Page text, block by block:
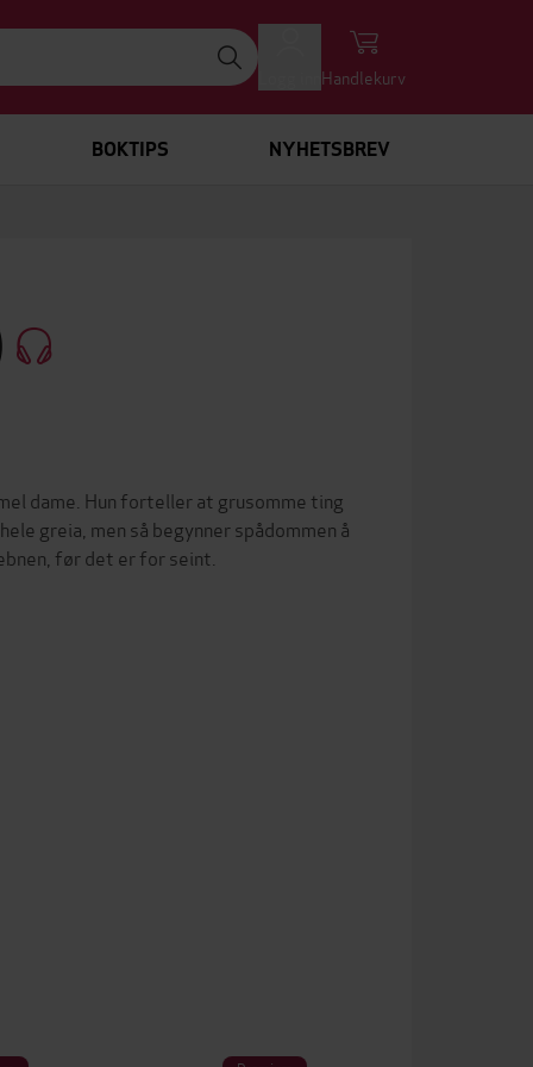
Handlekurv
BOKTIPS NYHETSBREV
dame. Hun forteller at grusomme ting
greia, men så begynner spådommen å
før det er for seint.